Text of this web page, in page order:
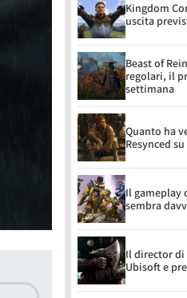
Kingdom
uscita
Beast of
regolari, il
settimana
Quanto ha
Resynced su
Il gameplay
sembra
Il director di
Ubisoft e